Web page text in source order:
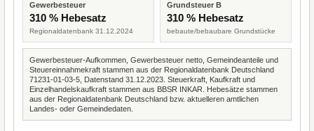
Gewerbesteuer
310 % Hebesatz
Regionaldatenbank 31.12.2024
Grundsteuer B
310 % Hebesatz
bebaute/bebaubare Grundstücke
Gewerbesteuer-Aufkommen, Gewerbesteuer netto, Gemeindeanteile und
Steuereinnahmekraft stammen aus der Regionaldatenbank Deutschland
71231-01-03-5, Datenstand 31.12.2023. Steuerkraft, Kaufkraft und
Einzelhandelskaufkraft stammen aus BBSR INKAR. Hebesätze stammen
aus der Regionaldatenbank Deutschland bzw. aktuelleren amtlichen
Landes- oder Gemeindedaten.